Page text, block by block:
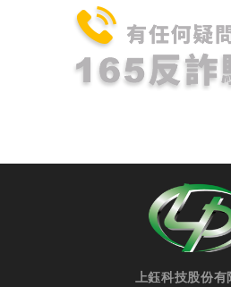
上鈺科技股份有